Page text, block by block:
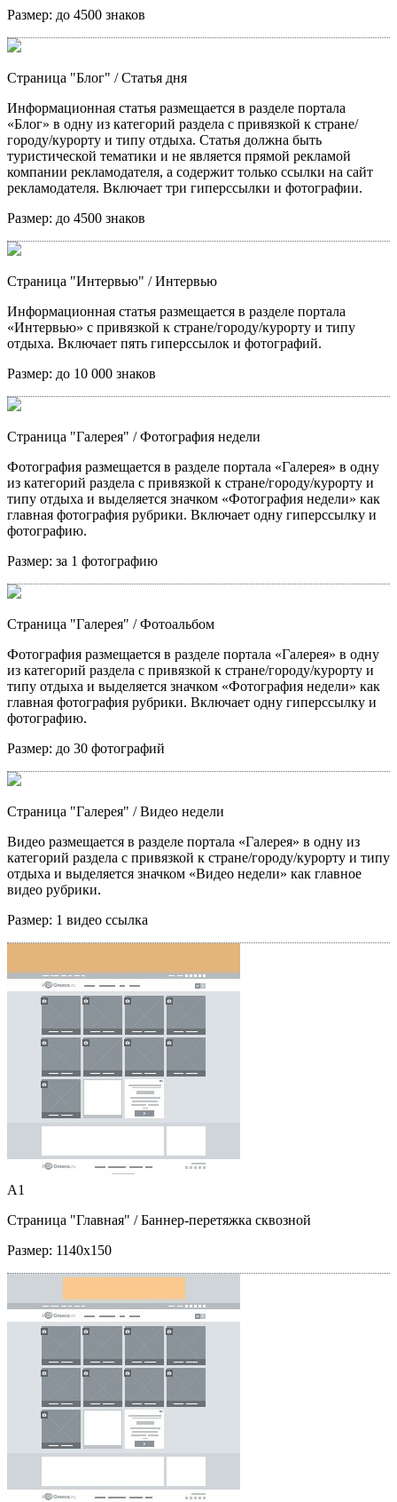
Размер: до 4500 знаков
Страница "Блог" / Статья дня
Информационная статья размещается в разделе портала
«Блог» в одну из категорий раздела с привязкой к стране/
городу/курорту и типу отдыха. Статья должна быть
туристической тематики и не является прямой рекламой
компании рекламодателя, а содержит только ссылки на сайт
рекламодателя. Включает три гиперссылки и фотографии.
Размер: до 4500 знаков
Страница "Интервью" / Интервью
Информационная статья размещается в разделе портала
«Интервью» с привязкой к стране/городу/курорту и типу
отдыха. Включает пять гиперссылок и фотографий.
Размер: до 10 000 знаков
Страница "Галерея" / Фотография недели
Фотография размещается в разделе портала «Галерея» в одну
из категорий раздела с привязкой к стране/городу/курорту и
типу отдыха и выделяется значком «Фотография недели» как
главная фотография рубрики. Включает одну гиперссылку и
фотографию.
Размер: за 1 фотографию
Страница "Галерея" / Фотоальбом
Фотография размещается в разделе портала «Галерея» в одну
из категорий раздела с привязкой к стране/городу/курорту и
типу отдыха и выделяется значком «Фотография недели» как
главная фотография рубрики. Включает одну гиперссылку и
фотографию.
Размер: до 30 фотографий
Страница "Галерея" / Видео недели
Видео размещается в разделе портала «Галерея» в одну из
категорий раздела с привязкой к стране/городу/курорту и типу
отдыха и выделяется значком «Видео недели» как главное
видео рубрики.
Размер: 1 видео ссылка
A1
Страница "Главная" / Баннер-перетяжка сквозной
Размер: 1140x150